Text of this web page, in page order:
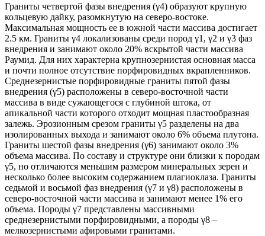
Граниты четвертой фазы внедрения (γ4) образуют крупную
кольцевую дайку, разомкнутую на северо-востоке.
Максимальная мощность ее в южной части массива достигает
2.5 км. Граниты γ4 локализованы среди пород γ1, γ2 и γ3 фаз
внедрения и занимают около 20% вскрытой части массива
Раумид. Для них характерна крупнозернистая основная масса
и почти полное отсутствие порфировидных вкрапленников.
Среднезернистые порфировидные граниты пятой фазы
внедрения (γ5) расположены в северо-восточной части
массива в виде сужающегося с глубиной штока, от
апикальной части которого отходит мощная пластообразная
залежь. Эрозионным срезом граниты γ5 разделены на два
изолированных выхода и занимают около 6% объема плутона.
Граниты шестой фазы внедрения (γ6) занимают около 3%
объема массива. По составу и структуре они близки к породам
γ5, но отличаются меньшим размером минеральных зерен и
несколько более высоким содержанием плагиоклаза. Граниты
седьмой и восьмой фаз внедрения (γ7 и γ8) расположены в
северо-восточной части массива и занимают менее 1% его
объема. Породы γ7 представлены массивными
среднезернистыми порфировидными, а породы γ8 –
мелкозернистыми афировыми гранитами.